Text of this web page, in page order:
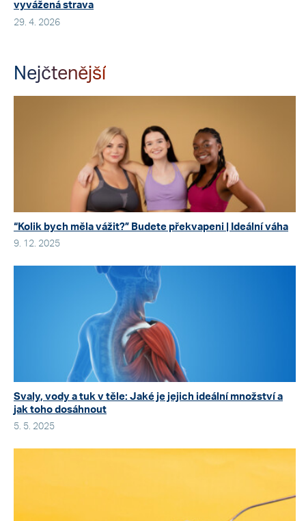
vyvážená strava
29. 4. 2026
Nejčtenější
“Kolik bych měla vážit?” Budete překvapeni | Ideální váha
9. 12. 2025
Svaly, vody a tuk v těle: Jaké je jejich ideální množství a
jak toho dosáhnout
5. 5. 2025